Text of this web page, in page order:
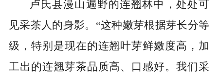
卢氏县漫山遍野的连翘林中，处处可
见采茶人的身影。“这种嫩芽根据芽长分等
级，特别是现在的连翘叶芽鲜嫩度高，加
工出的连翘芽茶品质高、口感好。我们采